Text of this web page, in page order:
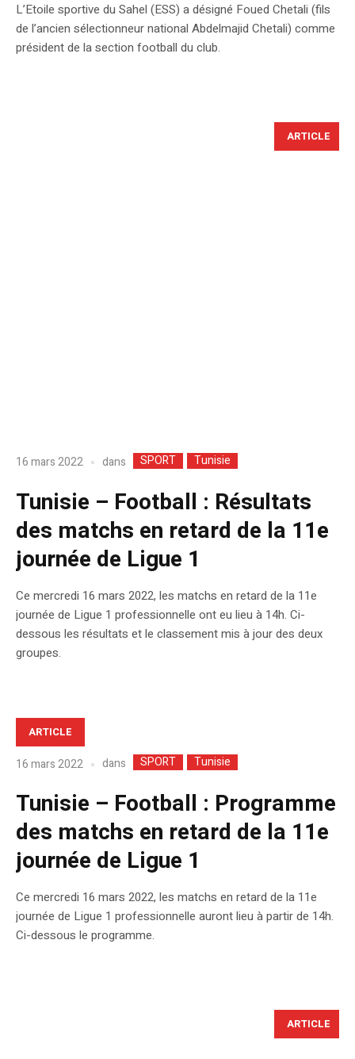
L’Etoile sportive du Sahel (ESS) a désigné Foued Chetali (fils
de l’ancien sélectionneur national Abdelmajid Chetali) comme
président de la section football du club.
ARTICLE
16 mars 2022 dans SPORT Tunisie
Tunisie – Football : Résultats
des matchs en retard de la 11e
journée de Ligue 1
Ce mercredi 16 mars 2022, les matchs en retard de la 11e
journée de Ligue 1 professionnelle ont eu lieu à 14h. Ci-
dessous les résultats et le classement mis à jour des deux
groupes.
ARTICLE
16 mars 2022 dans SPORT Tunisie
Tunisie – Football : Programme
des matchs en retard de la 11e
journée de Ligue 1
Ce mercredi 16 mars 2022, les matchs en retard de la 11e
journée de Ligue 1 professionnelle auront lieu à partir de 14h.
Ci-dessous le programme.
ARTICLE